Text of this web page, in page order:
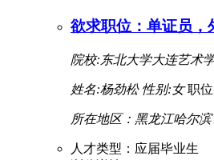
欲求职位：单证员，
院校:东北大学大连艺术
姓名:杨劲松 性别:女职位
所在地区：黑龙江哈尔
人才类型：应届毕业生